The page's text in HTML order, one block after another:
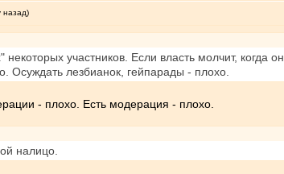
назад)
участников. Если власть молчит, когда
Осуждать лезбианок, гейпарады - плохо.
- плохо. Есть модерация - плохо.
налицо.